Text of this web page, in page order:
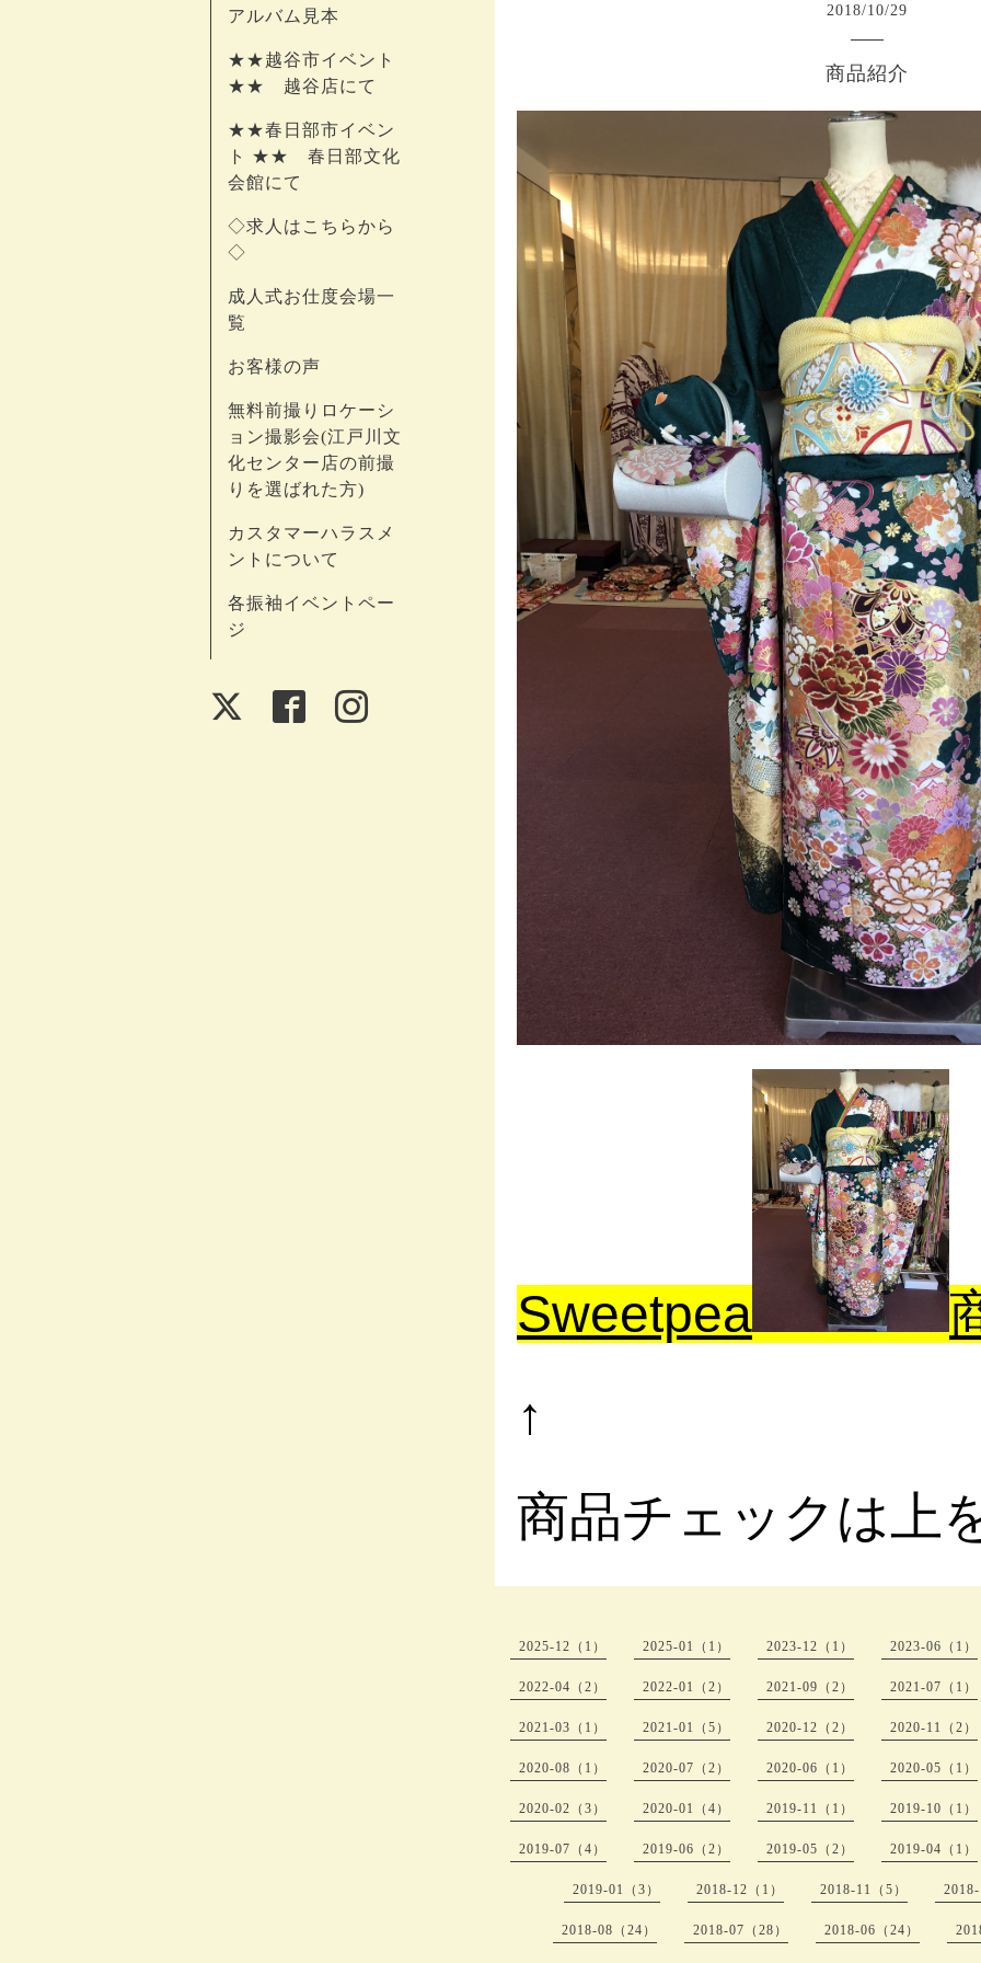
アルバム見本
★★越谷市イベント
★★ 越谷店にて
★★春日部市イベン
ト ★★ 春日部文化
会館にて
◇求人はこちらから
◇
成人式お仕度会場一
覧
お客様の声
無料前撮りロケーシ
ョン撮影会(江戸川文
化センター店の前撮
りを選ばれた方)
カスタマーハラスメ
ントについて
各振袖イベントペー
ジ
2018/10/29
商品紹介
Sweetpea
↑
商品チェックは上
2025-12（1） 2025-01（1） 2023-12（1） 2023-06（1）
2022-04（2） 2022-01（2） 2021-09（2） 2021-07（1）
2021-03（1） 2021-01（5） 2020-12（2） 2020-11（2）
2020-08（1） 2020-07（2） 2020-06（1） 2020-05（1）
2020-02（3） 2020-01（4） 2019-11（1） 2019-10（1）
2019-07（4） 2019-06（2） 2019-05（2） 2019-04（1）
2019-01（3） 2018-12（1） 2018-11（5）
2018-08（24） 2018-07（28） 2018-06（24）